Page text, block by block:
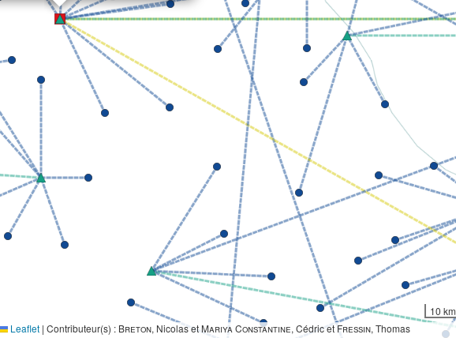
10 km
Leaflet | Contributeur(s) : Breton, Nicolas etMariya Constantine, Cédric etFressin, Thomas